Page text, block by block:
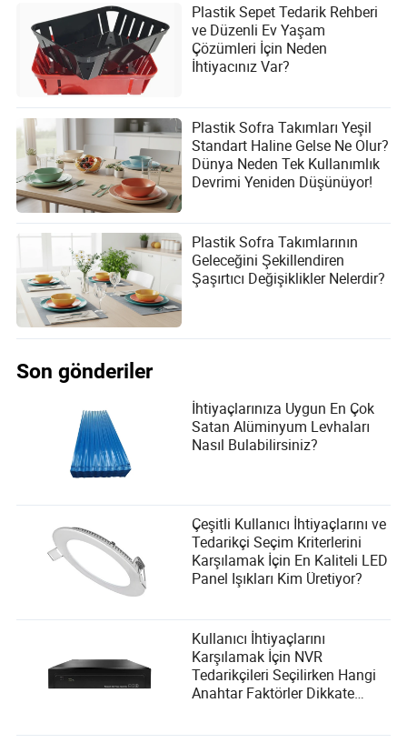
Plastik Sepet Tedarik Rehberi
ve Düzenli Ev Yaşam
Çözümleri İçin Neden
İhtiyacınız Var?
Plastik Sofra Takımları Yeşil
Standart Haline Gelse Ne Olur?
Dünya Neden Tek Kullanımlık
Devrimi Yeniden Düşünüyor!
Plastik Sofra Takımlarının
Geleceğini Şekillendiren
Şaşırtıcı Değişiklikler Nelerdir?
Son gönderiler
İhtiyaçlarınıza Uygun En Çok
Satan Alüminyum Levhaları
Nasıl Bulabilirsiniz?
Çeşitli Kullanıcı İhtiyaçlarını ve
Tedarikçi Seçim Kriterlerini
Karşılamak İçin En Kaliteli LED
Panel Işıkları Kim Üretiyor?
Kullanıcı İhtiyaçlarını
Karşılamak İçin NVR
Tedarikçileri Seçilirken Hangi
Anahtar Faktörler Dikkate